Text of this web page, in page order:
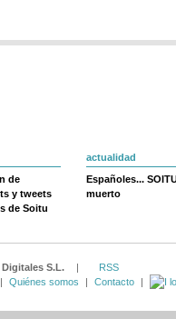
de
y tweets
de Soitu
actualidad
Españoles...
muerto
S.L. |
RSS
| Quiénes somos | Contacto |